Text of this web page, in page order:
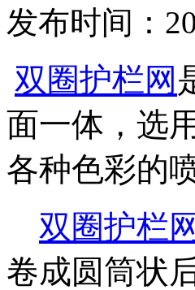
发布时间：
双圈护栏网
面一体，选
各种色彩的
双圈护栏网
卷成圆筒状